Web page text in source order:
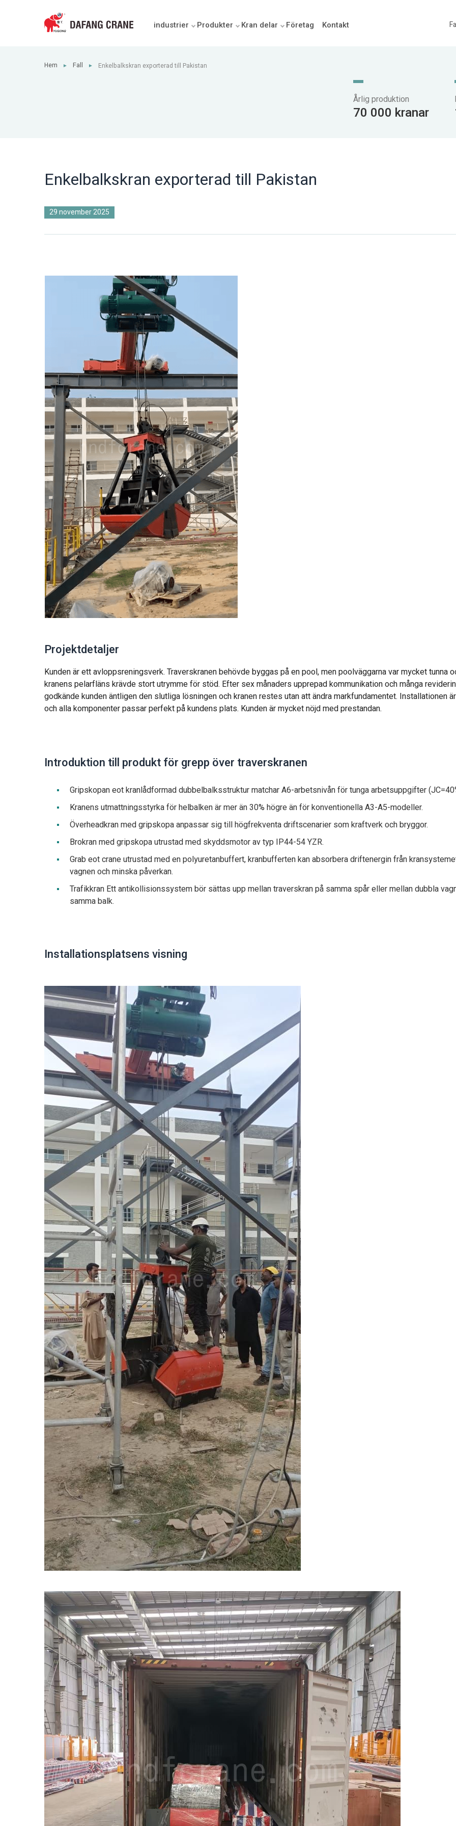
industrier Produkter Kran delar Företag Kontakt
Hem ► Fall ► Enkelbalkskran exporterad till Pakistan
Årlig produktion
70 000 kranar
Enkelbalkskran exporterad till Pakistan
29 november 2025
Projektdetaljer
Kunden är ett avloppsreningsverk. Traverskranen behövde byggas på en pool, men poolväggarna var mycket tunna
kranens pelarfläns krävde stort utrymme för stöd. Efter sex månaders upprepad kommunikation och många
godkände kunden äntligen den slutliga lösningen och kranen restes utan att ändra markfundamentet. Installationen
och alla komponenter passar perfekt på kundens plats. Kunden är mycket nöjd med prestandan.
Introduktion till produkt för grepp över traverskranen
Gripskopan eot kranlådformad dubbelbalksstruktur matchar A6-arbetsnivån för tunga arbetsuppgifter
Kranens utmattningsstyrka för helbalken är mer än 30% högre än för konventionella A3-A5-modeller.
Överheadkran med gripskopa anpassar sig till högfrekventa driftscenarier som kraftverk och bryggor.
Brokran med gripskopa utrustad med skyddsmotor av typ IP44-54 YZR.
Grab eot crane utrustad med en polyuretanbuffert, kranbufferten kan absorbera driftenergin från
vagnen och minska påverkan.
Trafikkran Ett antikollisionssystem bör sättas upp mellan traverskran på samma spår eller mellan dubbla
samma balk.
Installationsplatsens visning